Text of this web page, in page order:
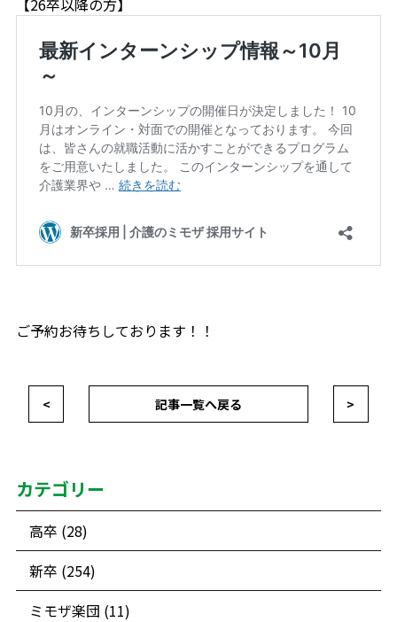
【26卒以降の方】
ご予約お待ちしております！！
< 記事一覧へ戻る >
カテゴリー
高卒 (28)
新卒 (254)
ミモザ楽団 (11)